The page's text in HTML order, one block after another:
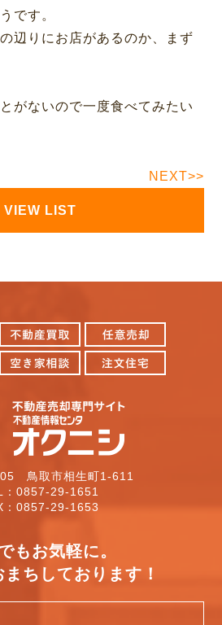
です。
辺りにお店があるのか、まず
がないので一度食べてみたい
NEXT>>
VIEW LIST
鳥取市相生町1-611
：0857-29-1651
：0857-29-1653
もお気軽に。
ちしております！